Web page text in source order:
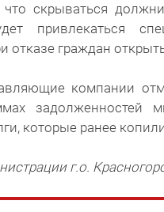
что скрываться
привлекаться
отказе граждан
компании
задолженностей
которые ранее
г.о.